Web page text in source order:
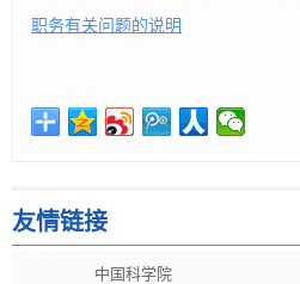
职务有关问题的说明
友情链接
中国科学院